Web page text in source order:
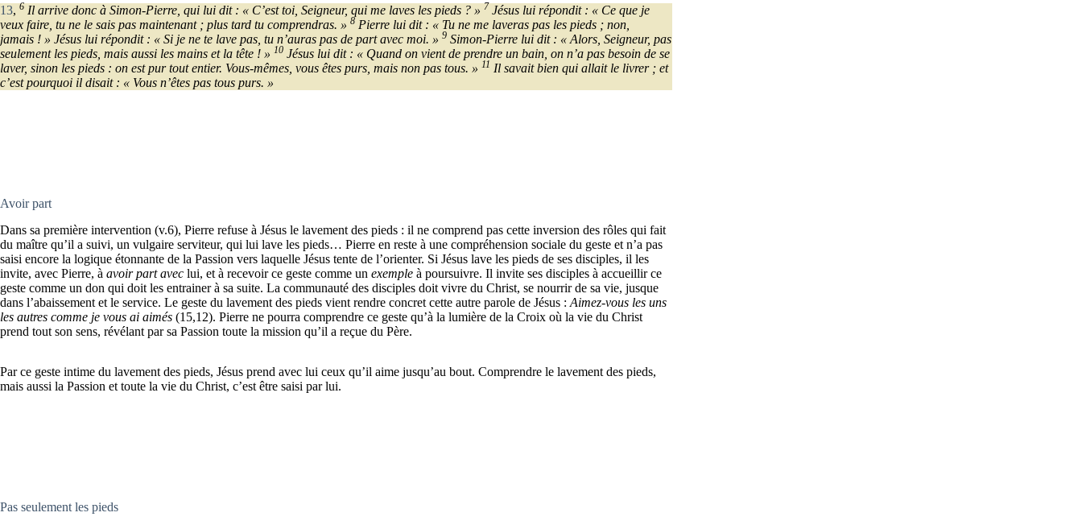
13, 6 Il arrive donc à Simon-Pierre, qui lui dit : « C’est toi, Seigneur, qui me laves les pieds ? » 7 Jésus lui répondit : « Ce que je
veux faire, tu ne le sais pas maintenant ; plus tard tu comprendras. » 8 Pierre lui dit : « Tu ne me laveras pas les pieds ; non,
jamais ! » Jésus lui répondit : « Si je ne te lave pas, tu n’auras pas de part avec moi. » 9 Simon-Pierre lui dit : « Alors, Seigneur, pas
seulement les pieds, mais aussi les mains et la tête ! » 10 Jésus lui dit : « Quand on vient de prendre un bain, on n’a pas besoin de se
laver, sinon les pieds : on est pur tout entier. Vous-mêmes, vous êtes purs, mais non pas tous. » 11 Il savait bien qui allait le livrer ; et
c’est pourquoi il disait : « Vous n’êtes pas tous purs. »
Avoir part
Dans sa première intervention (v.6), Pierre refuse à Jésus le lavement des pieds : il ne comprend pas cette inversion des rôles qui fait
du maître qu’il a suivi, un vulgaire serviteur, qui lui lave les pieds… Pierre en reste à une compréhension sociale du geste et n’a pas
saisi encore la logique étonnante de la Passion vers laquelle Jésus tente de l’orienter. Si Jésus lave les pieds de ses disciples, il les
invite, avec Pierre, à avoir part avec lui, et à recevoir ce geste comme un exemple à poursuivre. Il invite ses disciples à accueillir ce
geste comme un don qui doit les entrainer à sa suite. La communauté des disciples doit vivre du Christ, se nourrir de sa vie, jusque
dans l’abaissement et le service. Le geste du lavement des pieds vient rendre concret cette autre parole de Jésus : Aimez-vous les uns
les autres comme je vous ai aimés (15,12). Pierre ne pourra comprendre ce geste qu’à la lumière de la Croix où la vie du Christ
prend tout son sens, révélant par sa Passion toute la mission qu’il a reçue du Père.
Par ce geste intime du lavement des pieds, Jésus prend avec lui ceux qu’il aime jusqu’au bout. Comprendre le lavement des pieds,
mais aussi la Passion et toute la vie du Christ, c’est être saisi par lui.
Pas seulement les pieds